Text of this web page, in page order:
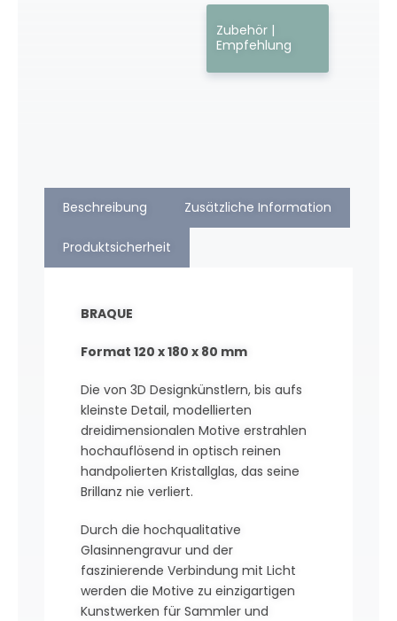
Zubehör |
Empfehlung
Beschreibung Zusätzliche Information
Produktsicherheit
BRAQUE
Format 120 x 180 x 80 mm
Die von 3D Designkünstlern, bis aufs
kleinste Detail, modellierten
dreidimensionalen Motive erstrahlen
hochauflösend in optisch reinen
handpolierten Kristallglas, das seine
Brillanz nie verliert.
Durch die hochqualitative
Glasinnengravur und der
faszinierende Verbindung mit Licht
werden die Motive zu einzigartigen
Kunstwerken für Sammler und